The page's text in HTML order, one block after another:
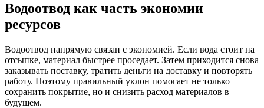
Водоотвод как часть экономии
ресурсов
Водоотвод напрямую связан с экономией. Если вода стоит на
отсыпке, материал быстрее проседает. Затем приходится снова
заказывать поставку, тратить деньги на доставку и повторять
работу. Поэтому правильный уклон помогает не только
сохранить покрытие, но и снизить расход материалов в
будущем.